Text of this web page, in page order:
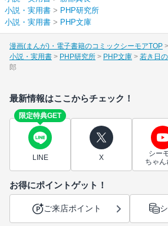
小説・実用書 > PHP研究所
小説・実用書 > PHP文庫
漫画(まんが)・電子書籍のコミックシーモアTOP
小説・実用書
PHP研究所 PHP文庫 若き日
郎
最新情報はここからチェック！
限定特典GET
LINE X
シー
ちゃん
お得にポイントゲット！
ご来店ポイント